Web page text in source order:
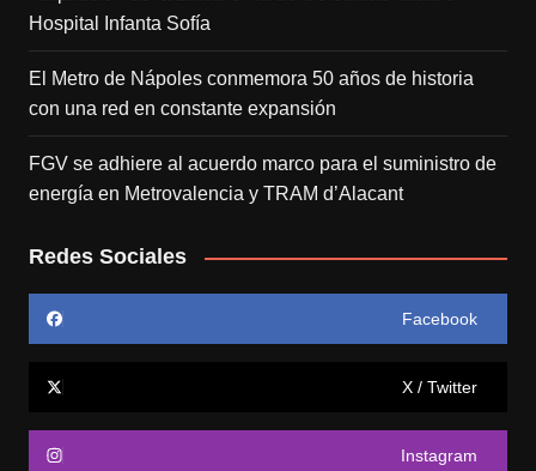
Hospital Infanta Sofía
El Metro de Nápoles conmemora 50 años de historia
con una red en constante expansión
FGV se adhiere al acuerdo marco para el suministro de
energía en Metrovalencia y TRAM d’Alacant
Redes Sociales
Facebook
X / Twitter
Instagram